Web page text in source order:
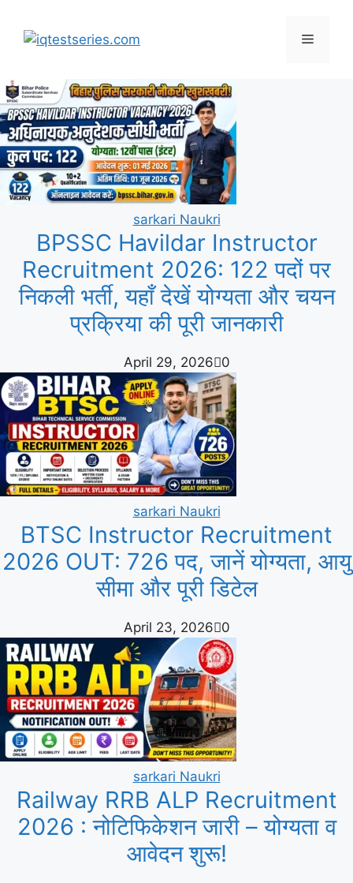
content
Menu
sarkari Naukri
BPSSC Havildar Instructor
Recruitment 2026: 122 पदों पर
निकली भर्ती, यहाँ देखें योग्यता और चयन
प्रक्रिया की पूरी जानकारी
April 29, 2026 0
sarkari Naukri
BTSC Instructor Recruitment
2026 OUT: 726 पद, जानें योग्यता, आयु
सीमा और पूरी डिटेल
April 23, 2026 0
sarkari Naukri
Railway RRB ALP Recruitment
2026 : नोटिफिकेशन जारी – योग्यता व
आवेदन शुरू!